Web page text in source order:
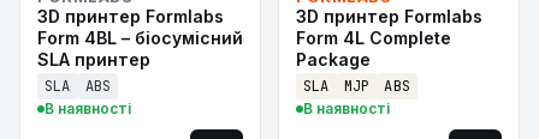
3D принтер Formlabs
Form 4BL – біосумісний
SLA принтер
SLA ABS
В наявності
3D принтер Formlabs
Form 4L Complete
Package
SLA MJP ABS
В наявності